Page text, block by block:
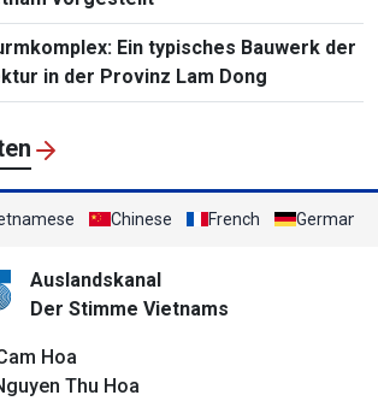
Ein typisches Bauwerk der
in der Provinz Lam Dong
Chinese French German
Auslandskanal
Der Stimme Vietnams
Hoa
Thu Hoa